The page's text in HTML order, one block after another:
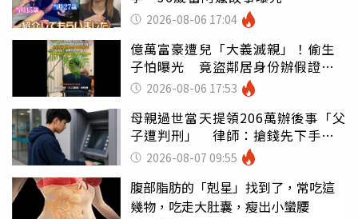
2026-08-06 17:04
億萬富豪遭兒「大義滅親」！偷生
子怕曝光 竟盜鄰居身份辦假證落
戶 2026-08-06 17:53
母親過世當天提領206萬辦後事「父
子遭判刑」 律師：搶錢先下手是
罪 2026-08-07 09:55
腹部脂肪的「剋星」找到了，常吃這
幾物，吃走大肚囊，瘦出小蠻腰